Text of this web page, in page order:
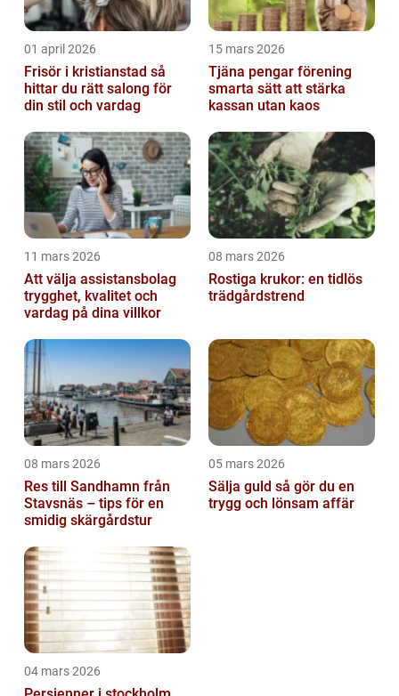
01 april 2026
Frisör i kristianstad så
hittar du rätt salong för
din stil och vardag
15 mars 2026
Tjäna pengar förening
smarta sätt att stärka
kassan utan kaos
11 mars 2026
Att välja assistansbolag
trygghet, kvalitet och
vardag på dina villkor
08 mars 2026
Rostiga krukor: en tidlös
trädgårdstrend
08 mars 2026
Res till Sandhamn från
Stavsnäs – tips för en
smidig skärgårdstur
05 mars 2026
Sälja guld så gör du en
trygg och lönsam affär
04 mars 2026